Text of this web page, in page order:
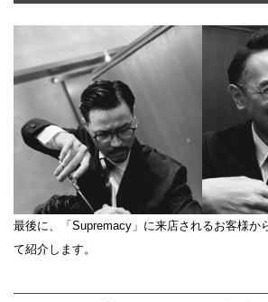
最後に、「Supremacy」に来店されるお客様か
て紹介します。